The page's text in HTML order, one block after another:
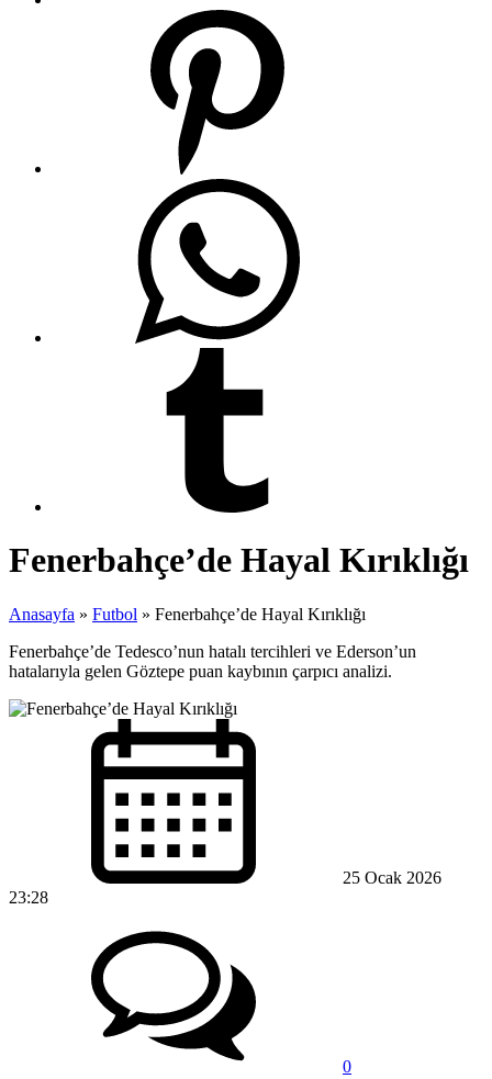
Fenerbahçe’de Hayal Kırıklığı
Anasayfa » Futbol » Fenerbahçe’de Hayal Kırıklığı
Fenerbahçe’de Tedesco’nun hatalı tercihleri ve Ederson’un
hatalarıyla gelen Göztepe puan kaybının çarpıcı analizi.
25 Ocak 2026
23:28
0